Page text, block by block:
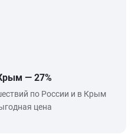
— 27%
по России и в Крым
цена